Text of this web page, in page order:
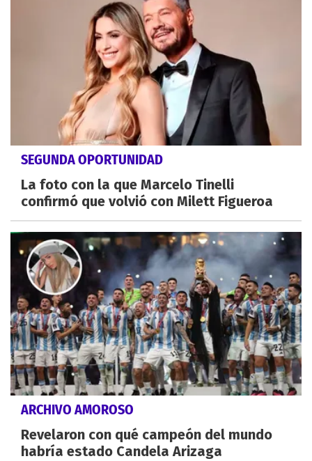
SEGUNDA OPORTUNIDAD
La foto con la que Marcelo Tinelli
confirmó que volvió con Milett Figueroa
ARCHIVO AMOROSO
Revelaron con qué campeón del mundo
habría estado Candela Arizaga